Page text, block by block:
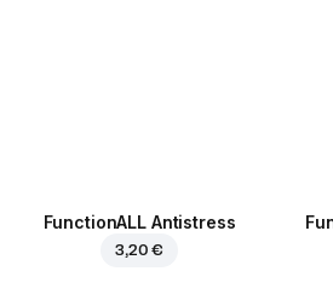
FunctionALL Antistress
3,20 €